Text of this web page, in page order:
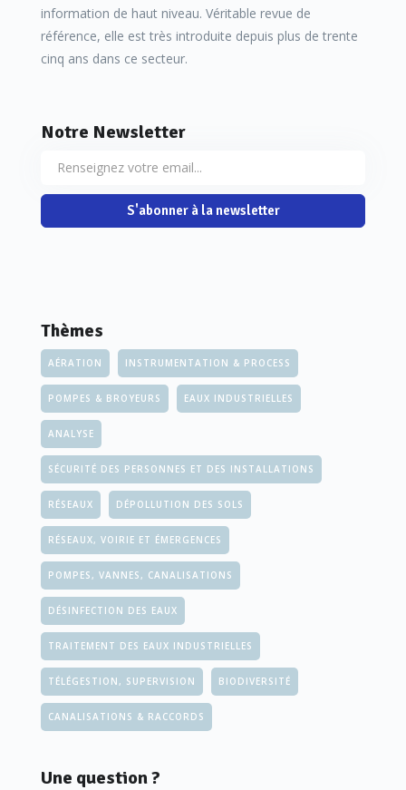
information de haut niveau. Véritable revue de
référence, elle est très introduite depuis plus de trente
cinq ans dans ce secteur.
Notre Newsletter
S'abonner à la newsletter
Thèmes
AÉRATION INSTRUMENTATION & PROCESS
POMPES & BROYEURS EAUX INDUSTRIELLES
ANALYSE
SÉCURITÉ DES PERSONNES ET DES INSTALLATIONS
RÉSEAUX DÉPOLLUTION DES SOLS
RÉSEAUX, VOIRIE ET ÉMERGENCES
POMPES, VANNES, CANALISATIONS
DÉSINFECTION DES EAUX
TRAITEMENT DES EAUX INDUSTRIELLES
TÉLÉGESTION, SUPERVISION BIODIVERSITÉ
CANALISATIONS & RACCORDS
Une question ?